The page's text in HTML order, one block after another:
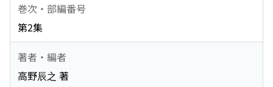
巻次・部編番号
第2集
著者・編者
高野辰之 著